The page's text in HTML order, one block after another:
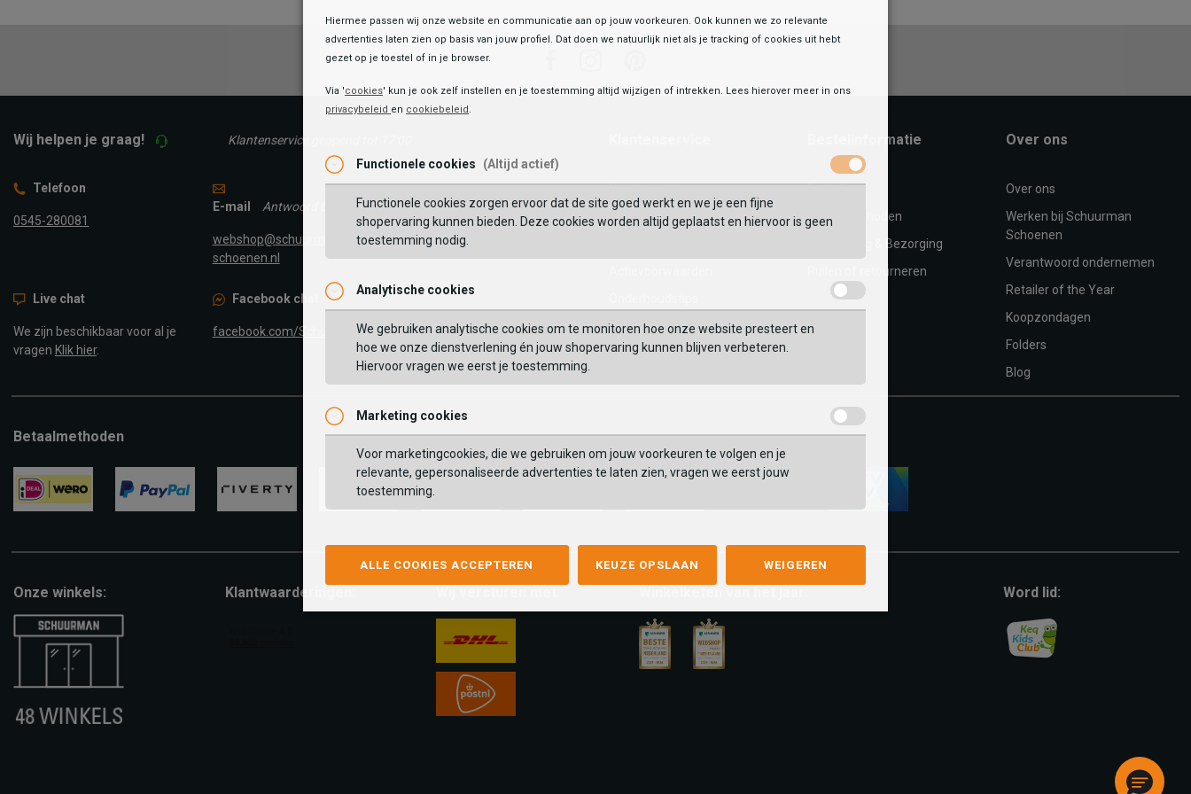
Wij helpen je graag! Klantenservice geopend tot 17:00
Telefoon
0545-280081
E-mail Antwoord binnen 24 uur
webshop@schuurman-
schoenen.nl
Facebook chat
facebook.com/SchuurmanSchoenen
Live chat
We zijn beschikbaar voor al je
vragen Klik hier.
Mijn Account
Maattabel
Contact
Bestelinformatie
Betaalmethoden
Verzending & Bezorging
Ruilen of retourneren
Over ons
Over ons
Werken bij Schuurman
Schoenen
Verantwoord ondernemen
Retailer of the Year
Koopzondagen
Folders
Blog
Betaalmethoden
Onze winkels: Klantwaarderingen: Word lid:
Hiermee passen wij onze website en communicatie aan op jouw voorkeuren. Ook kunnen we zo relevante
advertenties laten zien op basis van jouw profiel. Dat doen we natuurlijk niet als je tracking of cookies uit hebt
gezet op je toestel of in je browser.
Via 'cookies' kun je ook zelf instellen en je toestemming altijd wijzigen of intrekken. Lees hierover meer in ons
privacybeleid en cookiebeleid.
Functionele cookies (Altijd actief)
Functionele cookies zorgen ervoor dat de site goed werkt en we je een fijne
shopervaring kunnen bieden. Deze cookies worden altijd geplaatst en hiervoor is geen
toestemming nodig.
Analytische cookies
We gebruiken analytische cookies om te monitoren hoe onze website presteert en
hoe we onze dienstverlening én jouw shopervaring kunnen blijven verbeteren.
Hiervoor vragen we eerst je toestemming.
Marketing cookies
Voor marketingcookies, die we gebruiken om jouw voorkeuren te volgen en je
relevante, gepersonaliseerde advertenties te laten zien, vragen we eerst jouw
toestemming.
ALLE COOKIES ACCEPTEREN KEUZE OPSLAAN WEIGEREN